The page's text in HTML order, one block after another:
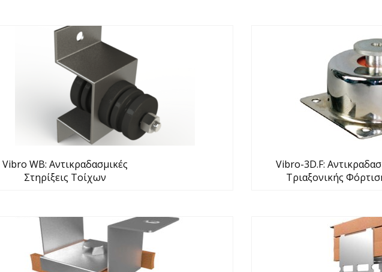
Vibro WB: Αντικραδασμικές
Στηρίξεις Τοίχων
Vibro-3D.F:
Τριαξονικής